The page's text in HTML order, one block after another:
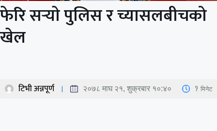
फेरि सर्‍याे पुलिस र च्यासलबीचको
खेल
टिभी अन्नपूर्ण २०७८ माघ २१, शुक्रबार १०:४० 1 मिनेट